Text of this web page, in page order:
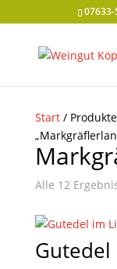
Start/
Alle 12